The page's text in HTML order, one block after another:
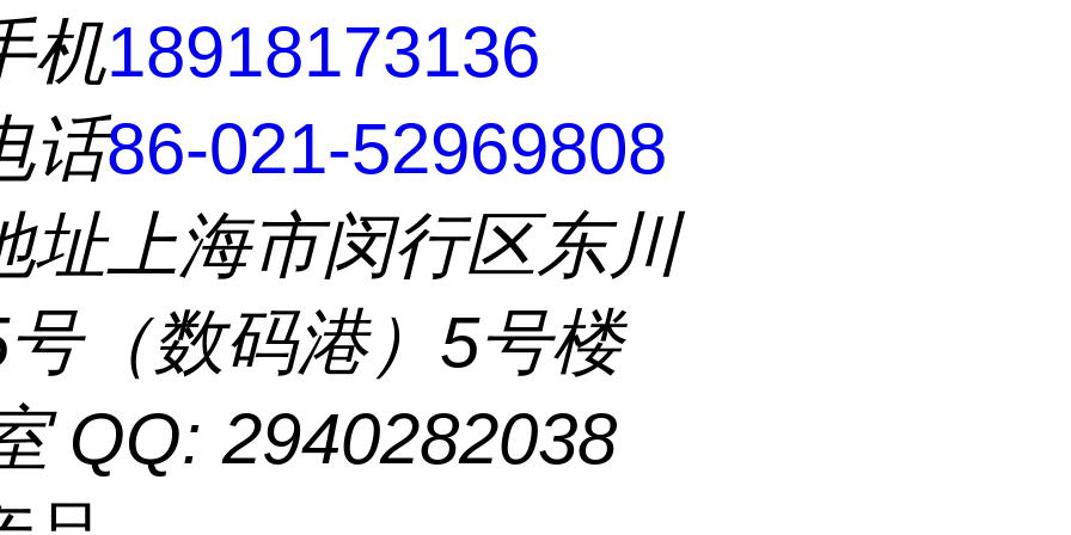
机18918173136
话86-021-52969808
址上海市闵行区东川
（数码港）5号楼
QQ: 2940282038